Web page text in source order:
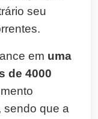
seu
em uma
de 4000
sendo que a